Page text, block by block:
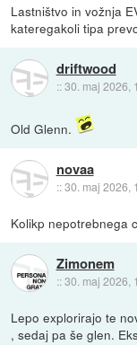
Lastništvo in vožnja
kateregakoli tipa
driftwood
::30. maj 2026,
Old Glenn.
novaa
::30. maj 2026,
Kolikp nepotrebnega
Zimonem
::30. maj 2026,
Lepo explorirajo te
, sedaj pa še glen.